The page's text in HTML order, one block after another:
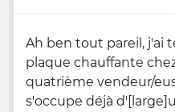
Ah ben tout pareil, j'ai
plaque chauffante
quatrième vendeur/
s'occupe déjà